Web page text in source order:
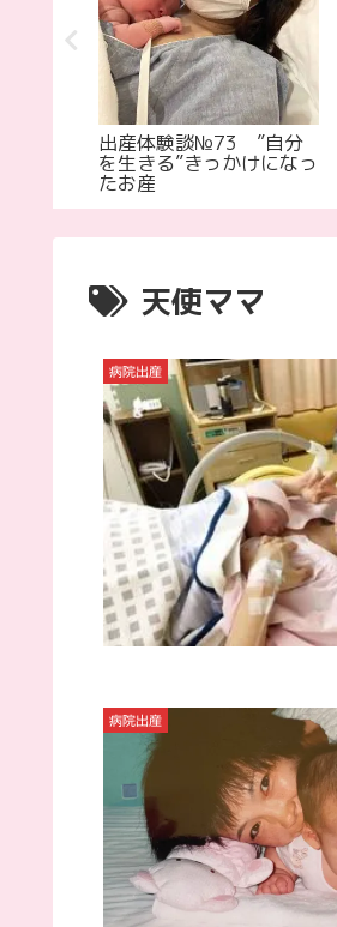
出産体験談№73 ”自分
を生きる”きっかけになっ
たお産
天使ママ
病院出産
病院出産